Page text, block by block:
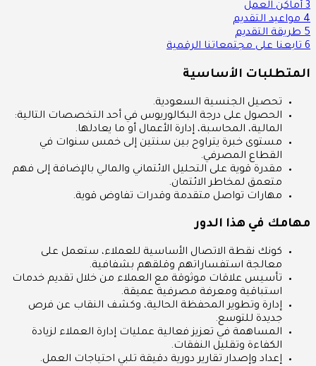
3 أماكن العمل
4 مواعيد التقديم
5 طريقة التقديم
6 تابعنا على مجتمعاتنا الرقمية
المتطلبات الأساسية
تحصيل الجنسية السعودية.
الحصول على درجة البكالوريوس في أحد التخصصات التالية:
المالية، المحاسبة، إدارة الأعمال أو ما يعادلها.
مستوى خبرة يتراوح بين سنتين إلى خمس سنوات في
القطاع المصرفي.
مقدرة قوية على التحليل الائتماني والمالي بالإضافة إلى فهم
متعمق لمخاطر الائتمان.
مهارات تواصل متقدمة وقدرات تفاوض قوية.
مهامك في هذا الدور
كونك نقطة الاتصال الأساسية للعملاء، ستعمل على
معالجة استفساراتهم وقلقهم بشفافية.
تأسيس علاقات موثوقة مع العملاء من خلال تقديم خدمات
استباقية ومعرفة مصرفية عميقة.
إدارة وتطوير المحفظة الحالية، وكشف النقاب عن فرص
جديدة للتوسع.
المساهمة في تعزيز فعالية عمليات إدارة العملاء لزيادة
الكفاءة وتقليل النفقات.
إعداد وإصدار تقارير دورية دقيقة تلبي احتياجات العمل.